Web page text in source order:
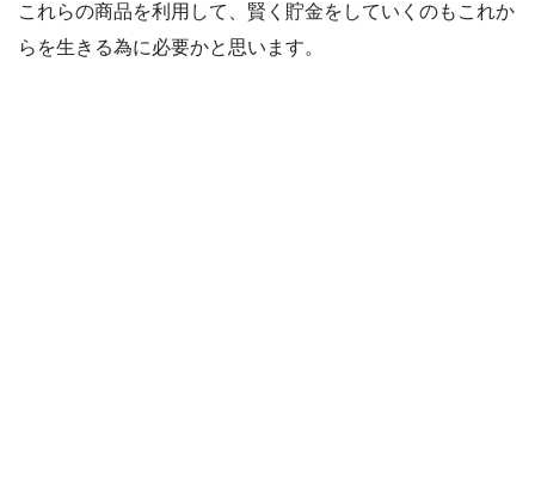
これらの商品を利用して、賢く貯金をしていくのもこれか
らを生きる為に必要かと思います。